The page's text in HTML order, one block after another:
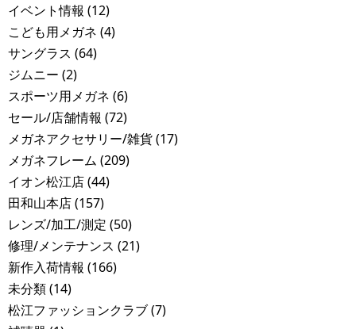
イベント情報 (12)
こども用メガネ (4)
サングラス (64)
ジムニー (2)
スポーツ用メガネ (6)
セール/店舗情報 (72)
メガネアクセサリー/雑貨(17)
メガネフレーム (209)
イオン松江店(44)
田和山本店(157)
レンズ/加工/測定 (50)
修理/メンテナンス (21)
新作入荷情報 (166)
未分類(14)
松江ファッションクラブ(7)